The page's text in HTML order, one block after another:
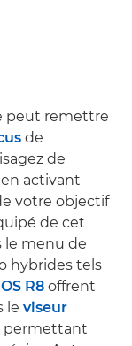
peut remettre
de
de
activant
votre objectif
de cet
le menu de
hybrides tels
R8 offrent
le viseur
permettant